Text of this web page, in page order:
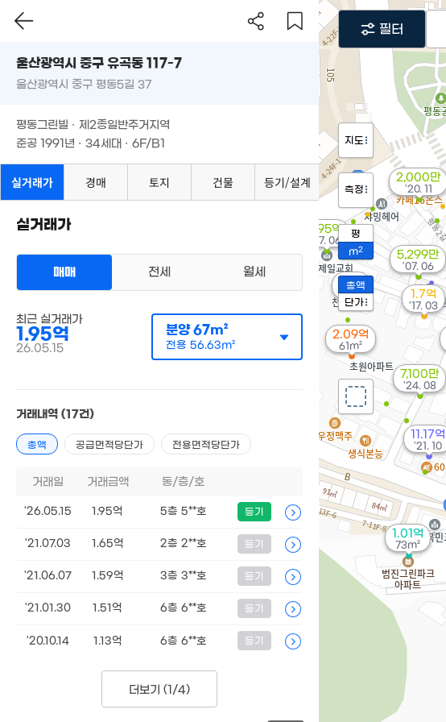
2.1억
70m²
1.01억
73m²
2.09억
61m²
7,100만
'24. 08
11.17억
'21. 10
2,000만
'20. 11
1.7억
'17. 03
5,299만
'07. 06
7.95억
'07. 06
지도
측정
평
m2
총액
단가
필터
울산광역시 중구 유곡동 117-7
울산광역시 중구 평동5길 37
평동그린빌 · 제2종일반주거지역
준공 1991년 · 34세대 · 6F/B1
실거래가 경매 토지 건물 등기/설계
실거래가
매매 전세 월세
최근 실거래가
1.95억
26.05.15
분양67m²
전용 56.63m²
거래내역 (17건)
총액 공급면적당단가 전용면적당단가
거래일 거래금액 동/층/호
'26.05.15 1.95억 5층 5**호 등기
'21.07.03 1.65억 2층 2**호 등기
'21.06.07 1.59억 3층 3**호 등기
'21.01.30 1.51억 6층 6**호 등기
'20.10.14 1.13억 6층 6**호 등기
더보기 (1/4)